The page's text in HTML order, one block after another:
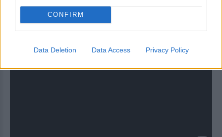
CONFIRM
Data Deletion Data Access Privacy Policy